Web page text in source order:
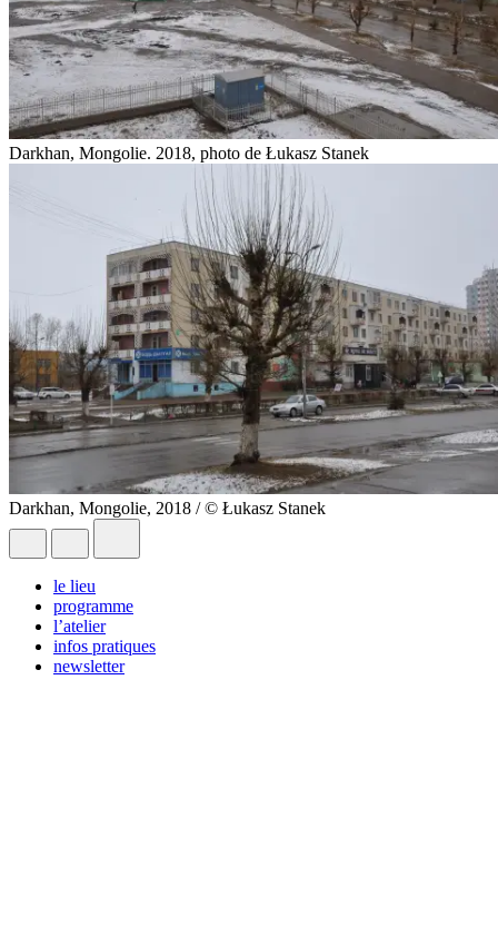
Darkhan, Mongolie. 2018, photo de Łukasz Stanek
Darkhan, Mongolie, 2018 / © Łukasz Stanek
le lieu
programme
l’atelier
infos pratiques
newsletter